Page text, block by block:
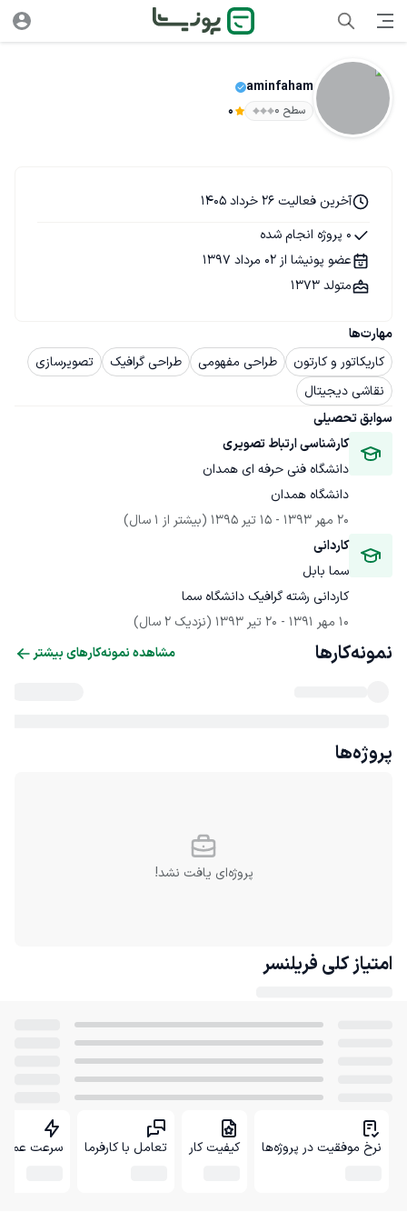
aminfaham
سطح ۰ 0
مهارت‌ها
کاریکاتور و کارتون
طراحی مفهومی طراحی گرافیک
تصویرسازی
نقاشی دیجیتال
سوابق تحصیلی
کارشناسی ارتباط تصویری
دانشگاه فنی حرفه ای همدان
دانشگاه همدان
20 مهر 1393
- 15 تیر 1395
(بیشتر از 1 سال)
کاردانی
سما بابل
کاردانی رشته گرافیک دانشگاه سما
10 مهر 1391
- 20 تیر 1393 (نزدیک 2 سال)
آخرین فعالیت 26 خرداد 1405
0 پروژه انجام شده
عضو پونیشا از 02 مرداد 1397
متولد 1373
نمونه‌کارها مشاهده نمونه‌کارهای بیشتر
پروژه‌ها
پروژه‌ای یافت نشد!
امتیاز کلی فریلنسر
نرخ موفقیت در پروژه‌ها کیفیت کار تعامل با کارفرما سرعت عمل